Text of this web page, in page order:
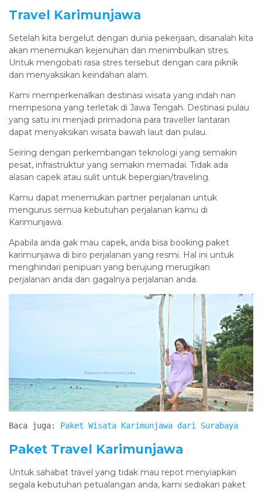
Travel Karimunjawa
Setelah kita bergelut dengan dunia pekerjaan, disanalah kita
akan menemukan kejenuhan dan menimbulkan stres.
Untuk mengobati rasa stres tersebut dengan cara piknik
dan menyaksikan keindahan alam.
Kami memperkenalkan destinasi wisata yang indah nan
mempesona yang terletak di Jawa Tengah. Destinasi pulau
yang satu ini menjadi primadona para traveller lantaran
dapat menyaksikan wisata bawah laut dan pulau.
Seiring dengan perkembangan teknologi yang semakin
pesat, infrastruktur yang semakin memadai. Tidak ada
alasan capek atau sulit untuk bepergian/traveling.
Kamu dapat menemukan partner perjalanan untuk
mengurus semua kebutuhan perjalanan kamu di
Karimunjawa.
Apabila anda gak mau capek, anda bisa booking paket
karimunjawa di biro perjalanan yang resmi. Hal ini untuk
menghindari penipuan yang berujung merugikan
perjalanan anda dan gagalnya perjalanan anda.
Baca juga: Paket Wisata Karimunjawa dari Surabaya
Paket Travel Karimunjawa
Untuk sahabat travel yang tidak mau repot menyiapkan
segala kebutuhan petualangan anda, kami sediakan paket